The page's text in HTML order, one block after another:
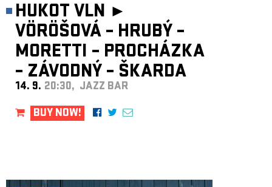
HUKOT VLN ►
VÖRÖŠOVÁ – HRUBÝ –
MORETTI – PROCHÁZKA
– ZÁVODNÝ – ŠKARDA
14. 9. 20:30, JAZZ BAR
BUY NOW!